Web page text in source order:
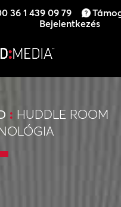
36 1 439 09 79
Bejelentkezés
: HUDDLE ROOM